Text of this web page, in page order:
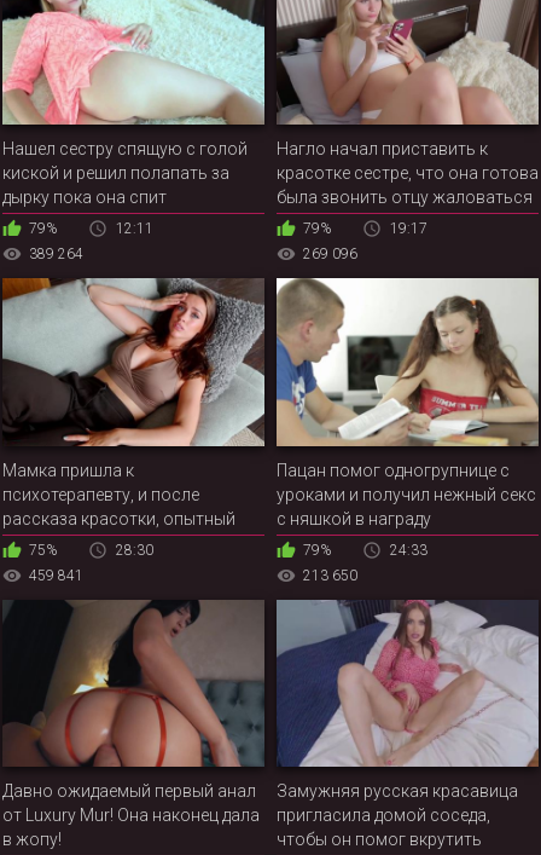
Нашел сестру спящую с голой
киской и решил полапать за
дырку пока она спит
79%
12:11
389 264
Нагло начал приставить к
красотке сестре, что она готова
была звонить отцу жаловаться
79%
19:17
269 096
Мамка пришла к
психотерапевту, и после
рассказа красотки, опытный
доктор оттрахал её и
посоветовал не переживать по
75%
28:30
459 841
Пацан помог одногрупнице с
уроками и получил нежный секс
с няшкой в награду
79%
24:33
213 650
Давно ожидаемый первый анал
от Luxury Mur! Она наконец дала
в жопу!
Замужняя русская красавица
пригласила домой соседа,
чтобы он помог вкрутить